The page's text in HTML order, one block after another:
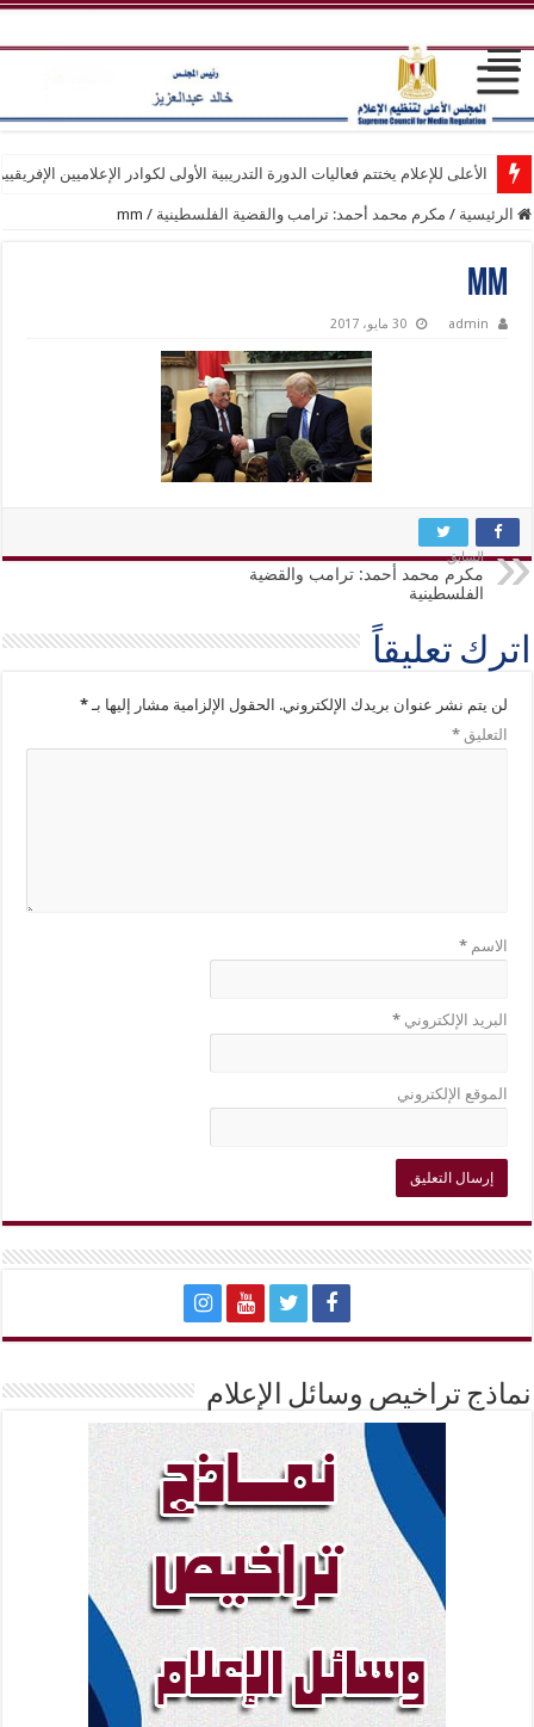
الأعلى للإعلام يختتم فعاليات الدورة التدريبية الأولى لكوادر الإعلاميين
الرئيسية / مكرم محمد أحمد: ترامب والقضية الفلسطينية /
mm
mm
admin 30 مايو، 2017
السابق
مكرم محمد أحمد: ترامب والقضية
الفلسطينية
اترك تعليقاً
لن يتم نشر عنوان بريدك الإلكتروني. الحقول الإلزامية مشار إليها بـ*
التعليق*
الاسم*
البريد الإلكتروني*
الموقع الإلكتروني
نماذج تراخيص وسائل الإعلام